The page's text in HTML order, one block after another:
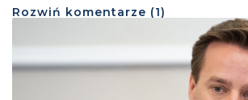
Rozwiń komentarze (1)